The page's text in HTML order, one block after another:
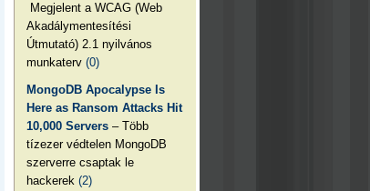
Megjelent a WCAG (Web
Akadálymentesítési
Útmutató) 2.1 nyilvános
munkaterv(0)
MongoDB Apocalypse Is
Here as Ransom Attacks Hit
10,000 Servers – Több
tízezer védtelen MongoDB
szerverre csaptak le
hackerek(2)